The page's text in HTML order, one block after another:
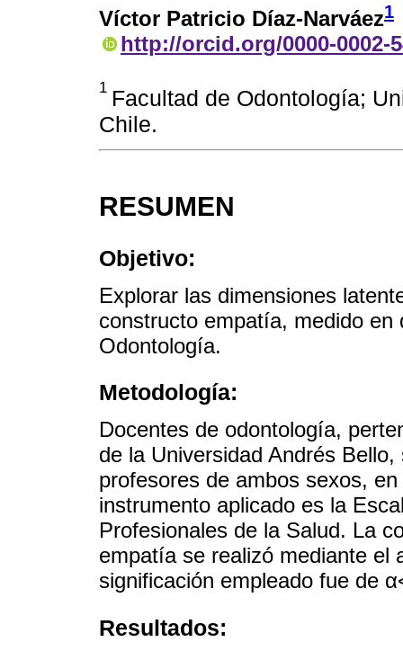
Víctor Patricio Díaz-Narváez1
http://orcid.org/0000-0002-
1 Facultad de Odontología;
Chile.
RESUMEN
Objetivo:
Explorar las dimensiones
constructo empatía, medido
Odontología.
Metodología:
Docentes de odontología,
de la Universidad Andrés
profesores de ambos sexos,
instrumento aplicado es la
Profesionales de la Salud. La
empatía se realizó mediante el
significación empleado fue de
Resultados: